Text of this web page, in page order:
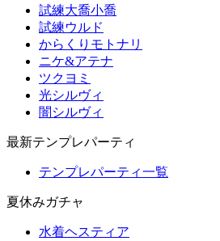
試練大喬小喬
試練ウルド
からくりモトナリ
ニケ&アテナ
ツクヨミ
光シルヴィ
闇シルヴィ
最新テンプレパーティ
テンプレパーティ一覧
夏休みガチャ
水着ヘスティア